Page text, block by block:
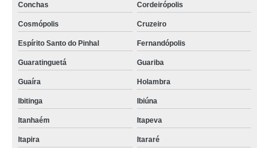
Conchas Cordeirópolis
Cosmópolis Cruzeiro
Espírito Santo do Pinhal Fernandópolis
Guaratinguetá Guariba
Guaíra Holambra
Ibitinga Ibiúna
Itanhaém Itapeva
Itapira Itararé